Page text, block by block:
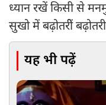
ध्यान रखें किसी से
सुखो में बढ़ोतरीें
यह भी पढ़ें